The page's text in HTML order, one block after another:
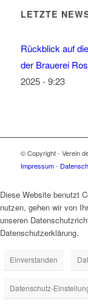
LETZTE
Rückblick auf
der Brauerei
2025 - 9:23
© Copyright - Verein
Impressum-
Diese Website benutzt
nutzen, gehen wir von
unseren
Datenschutzerklärung.
Einverstanden
Datenschutz-